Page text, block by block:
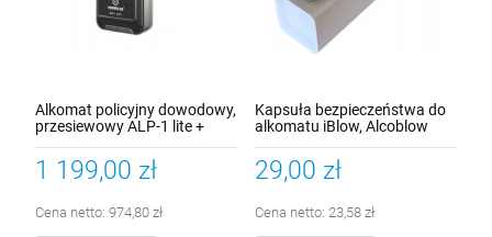
Alkomat policyjny dowodowy,
przesiewowy ALP-1 lite +
1 199,00 zł
Cena netto: 974,80 zł
Kapsuła bezpieczeństwa do
alkomatu iBlow, Alcoblow
29,00 zł
Cena netto: 23,58 zł